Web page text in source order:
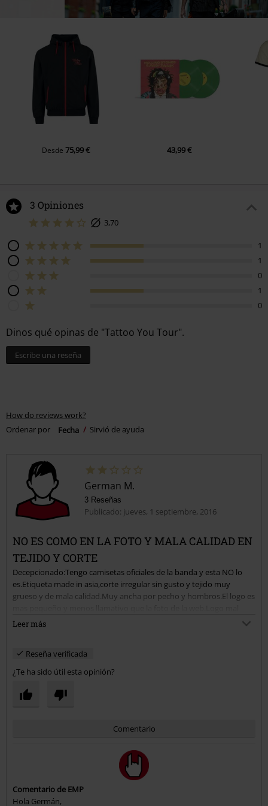
Desde 75,99 € 43,99 €
3 Opiniones
3,70
1
1
0
1
0
Dinos qué opinas de "Tattoo You Tour".
Escribe una reseña
How do reviews work?
Ordenar por
Fecha Sirvió de ayuda
German M.
3 Reseñas
Publicado: jueves, 1 septiembre, 2016
NO ES COMO EN LA FOTO Y MALA CALIDAD EN
TEJIDO Y CORTE
Decepcionado:Tengo camisetas oficiales de la banda y esta NO lo
es.Etiqueta made in asia,corte irregular sin gusto y tejido muy
grueso y de mala calidad.Muy ancha por pecho y hombros.El logo es
impreso y muy brillante¡¡¡Ni por asomo parecida¡¡¡
Leer más
Reseña verificada
¿Te ha sido útil esta opinión?
Comentario
Comentario de EMP
Hola Germán,